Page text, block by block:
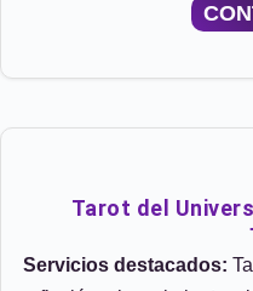
Tarot del
Servicios destacados: